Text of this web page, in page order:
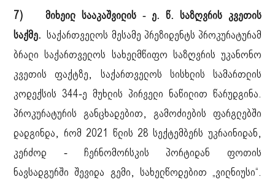
7) მიხეილ სააკაშვილის - ე. წ. საზღვრის კვეთის
საქმე. საქართველოს მესამე პრეზიდენტს პროკურატურამ
ბრალი საქართველოს სახელმწიფო საზღვრის უკანონო
კვეთის ფაქტზე, საქართველოს სისხლის სამართლის
კოდექსის 344-ე მუხლის პირველი ნაწილით წარუდგინა.
პროკურატურის განცხადებით, გამოძიების ფარგლებში
დადგინდა, რომ 2021 წლის 28 სექტემბერს უკრაინიდან,
კერძოდ - ჩერნომორსკის პორტიდან ფოთის
ნავსადგურში შევიდა გემი, სახელწოდებით „ვილნიუსი“.